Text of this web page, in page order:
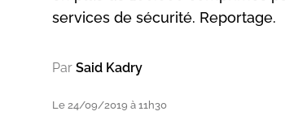
services de sécurité. Reportage.
Par Said Kadry
Le 24/09/2019 à 11h30